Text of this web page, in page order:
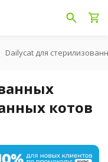
Dailycat для
котов